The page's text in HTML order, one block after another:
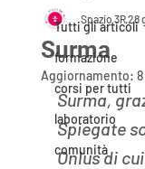
Tutti gli articoli
formazione
corsi per tutti
laboratorio
comunità
Surma
Spazio 3R28
Aggiornamento:
Surma,
Spiegate
Onlus di